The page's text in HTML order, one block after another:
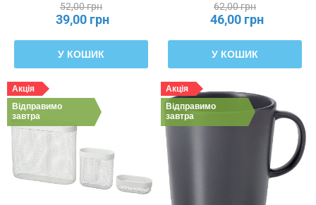
52,00 грн
39,00 грн
У КОШИК
62,00 грн
46,00 грн
У КОШИК
Акція
Відправимо
завтра
Акція
Відправимо
завтра